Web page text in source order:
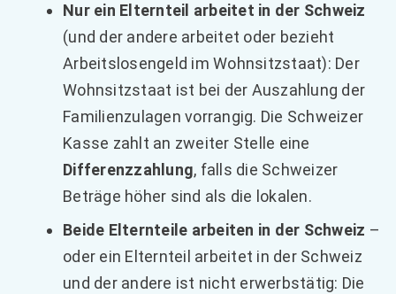
Nur ein Elternteil arbeitet in der Schweiz
(und der andere arbeitet oder bezieht
Arbeitslosengeld im Wohnsitzstaat): Der
Wohnsitzstaat ist bei der Auszahlung der
Familienzulagen vorrangig. Die Schweizer
Kasse zahlt an zweiter Stelle eine
Differenzzahlung, falls die Schweizer
Beträge höher sind als die lokalen.
Beide Elternteile arbeiten in der Schweiz –
oder ein Elternteil arbeitet in der Schweiz
und der andere ist nicht erwerbstätig: Die